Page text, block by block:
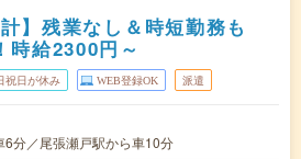
】残業なし＆時短勤務も
時給2300円～
祝日が休み WEB登録OK 派遣
6分／尾張瀬戸駅から車10分